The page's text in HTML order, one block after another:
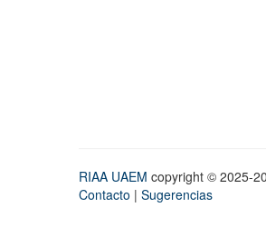
RIAA UAEM copyright © 2025-
Contacto | Sugerencias